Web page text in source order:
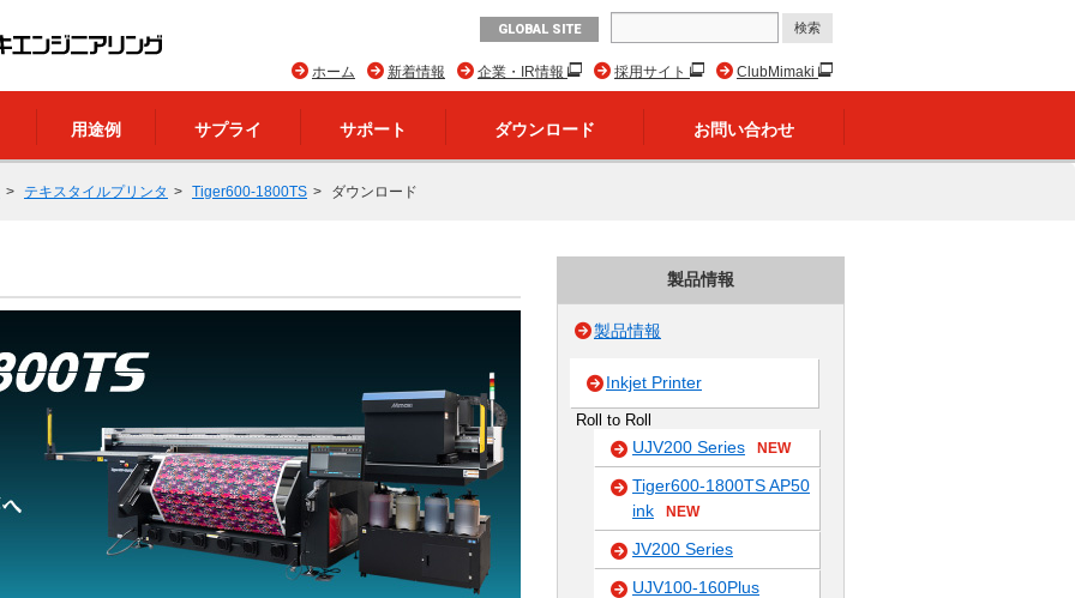
GLOBAL SITE
ClubMimaki
採用サイト
企業・IR情報
新着情報
ホーム
用途例 サプライ サポート ダウンロード お問い合わせ
テキスタイルプリンタ Tiger600-1800TS ダウンロード
製品情報
製品情報
Inkjet Printer
Roll to Roll
UJV200 Series NEW
Tiger600-1800TS AP50
ink
NEW
JV200 Series
UJV100-160Plus